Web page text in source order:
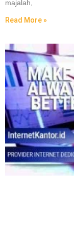
majalah,
Read More »